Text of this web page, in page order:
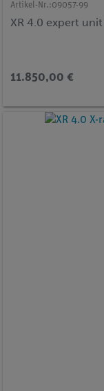
Artikel-Nr.:09057-99
XR 4.0 expert
11.850,00 €